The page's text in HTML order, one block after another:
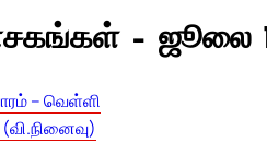
– ஜூலை
– வெள்ளி